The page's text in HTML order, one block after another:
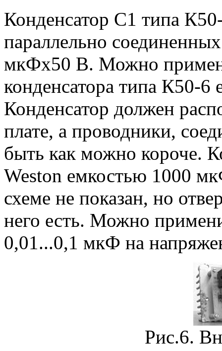
Конденсатор С1 типа
параллельно
мкФх50 В. Можно
конденсатора типа К50-
Конденсатор должен
плате, а проводники,
быть как можно короче.
Weston емкостью 1000
схеме не показан, но
него есть. Можно
0,01...0,1 мкФ на
Рис.6.